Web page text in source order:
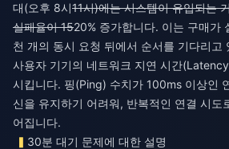
대(오후 8시11시)에는 시스템이 유입되는
실패율이 1520% 증가합니다. 이는 구매가
천 개의 동시 요청 뒤에서 순서를 기다리고
사용자 기기의 네트워크 지연 시간
시킵니다. 핑(Ping) 수치가 100ms 이상인
신을 유지하기 어려워, 반복적인 연결 시도
어집니다.
30분 대기 문제에 대한 설명